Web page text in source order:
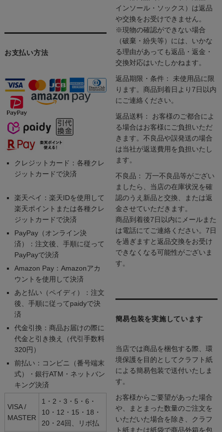
お支払い方法
クレジットカード：各種クレ
ジットカードで決済
楽天ペイ：楽天IDを使用して
楽天ポイントまたは各種クレ
ジットカードで決済
PayPay（オンライン決
済）：注文後、手順に従って
PayPayで決済
Amazon Pay：Amazonアカ
ウントを使用して決済
あと払い（ペイディ）：注文
後、手順に従ってpaidyで決
済
代金引換：商品お届けの際に
代金と引き換え（代引手数料
320円）
前払い：コンビニ（番号端末
式）・銀行ATM・ネットバン
キング決済
VISA /
MASTER
1・2・3・5・6・
10・12・15・18・
20・24回、リボ払
インソール・ソックス）は返品
や交換をお受けできません。
※現物の確認ができない場合
（破棄・紛失等）には、いかな
る理由があっても返品・返金・
交換対応はいたしかねます。
返品期限・条件： 未使用品に限
ります。商品到着日より7日以内
にご連絡ください。
返品送料： お客様のご都合によ
る場合はお客様にご負担いただ
きます。不良品や誤発送の場合
は当社が返送費用を負担いたし
ます。
不良品： 万一不良品等がござい
ましたら、当店の在庫状況を確
認のうえ新品と交換、または返
金させていただきます。
商品到着後7日以内にメールまた
は電話にてご連絡ください。7日
を過ぎますと返品交換をお受け
できなくなる可能性がございま
す。
簡易包装を実施しています
当店では商品を梱包する際、環
境保護を目的としてクラフト紙
による簡易包装で送付いたしま
す。
お客様からご要望があった場合
や、まとまった数量のご注文を
いただいた場合を除き、クラフ
ト紙または紙袋で商品外箱を包